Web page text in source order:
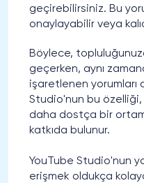
geçirebilirsiniz. Bu
onaylayabilir veya
Böylece,
geçerken, aynı
işaretlenen yorumları
Studio'nun bu özelliği,
daha dostça bir
katkıda bulunur.
YouTube Studio'nun
erişmek oldukça